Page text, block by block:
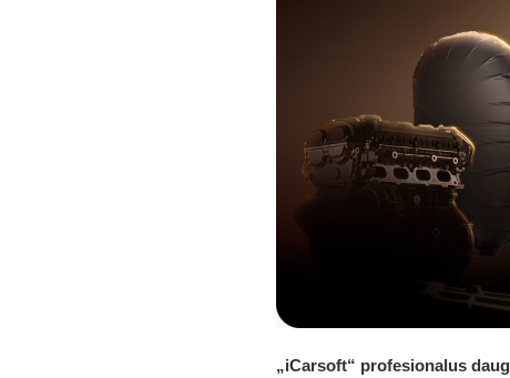
„iCarsoft“ profesionalus